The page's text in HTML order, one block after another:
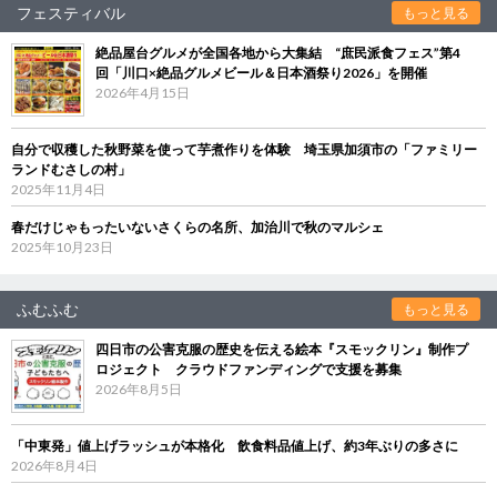
フェスティバル もっと見る
絶品屋台グルメが全国各地から大集結 “庶民派食フェス”第4
回「川口×絶品グルメビール＆日本酒祭り2026」を開催
2026年4月15日
自分で収穫した秋野菜を使って芋煮作りを体験 埼玉県加須市の「ファミリー
ランドむさしの村」
2025年11月4日
春だけじゃもったいないさくらの名所、加治川で秋のマルシェ
2025年10月23日
ふむふむ もっと見る
四日市の公害克服の歴史を伝える絵本『スモックリン』制作プ
ロジェクト クラウドファンディングで支援を募集
2026年8月5日
「中東発」値上げラッシュが本格化 飲食料品値上げ、約3年ぶりの多さに
2026年8月4日